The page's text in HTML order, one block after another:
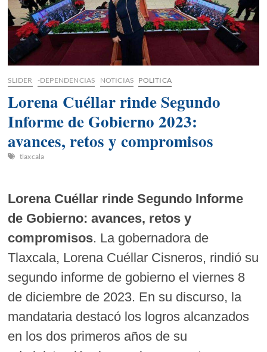
SLIDER -DEPENDENCIAS NOTICIAS POLITICA
Lorena Cuéllar rinde Segundo
Informe de Gobierno 2023:
avances, retos y compromisos
tlaxcala
Lorena Cuéllar rinde Segundo Informe
de Gobierno: avances, retos y
compromisos. La gobernadora de
Tlaxcala, Lorena Cuéllar Cisneros, rindió su
segundo informe de gobierno el viernes 8
de diciembre de 2023. En su discurso, la
mandataria destacó los logros alcanzados
en los dos primeros años de su